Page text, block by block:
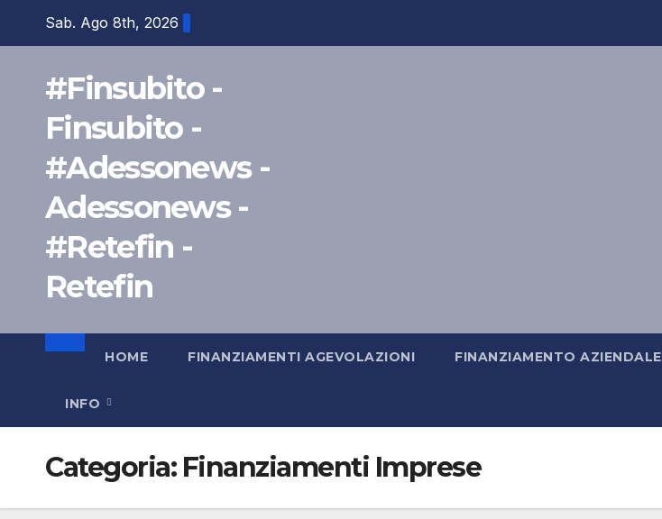
Sab. Ago 8th, 2026
#Finsubito -
Finsubito -
#Adessonews -
Adessonews -
#Retefin -
Retefin
HOME FINANZIAMENTI AGEVOLAZIONI FINANZIAMENTO AZIENDALE
INFO
Categoria: Finanziamenti Imprese